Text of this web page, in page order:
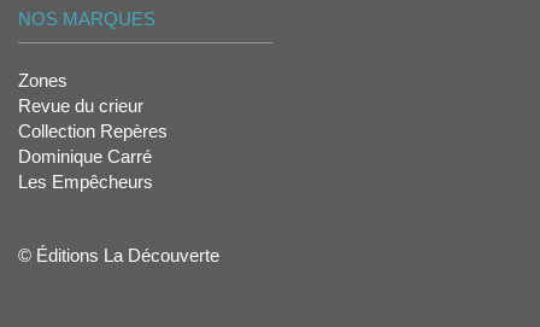
NOS MARQUES
Zones
Revue du crieur
Collection Repères
Dominique Carré
Les Empêcheurs
© Éditions La Découverte